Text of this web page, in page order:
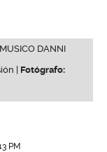
DANNI
| Fotógrafo:
PM